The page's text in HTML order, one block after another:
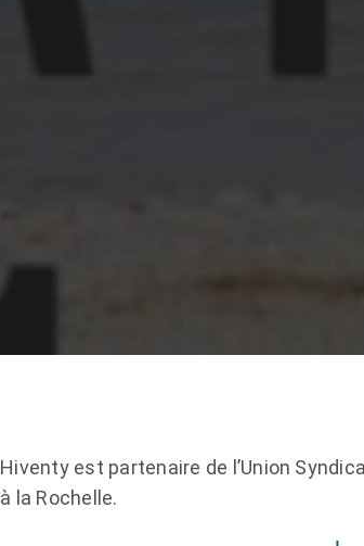
Hiventy est partenaire de l’Union
à la Rochelle.